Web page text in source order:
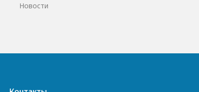
Новости